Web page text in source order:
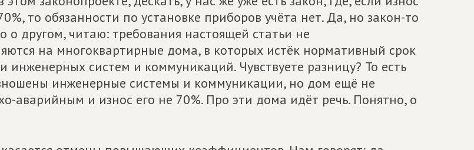
то обязанности по установке приборов учёта нет. Да, но закон-то
о другом, читаю: требования настоящей статьи не
на многоквартирные дома, в которых истёк нормативный срок
инженерных систем и коммуникаций. Чувствуете разницу? То есть
инженерные системы и коммуникации, но дом ещё не
аварийным и износ его не 70%. Про эти дома идёт речь. Понятно, о